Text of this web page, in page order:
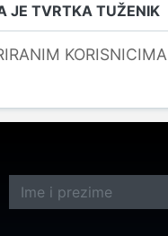
JE TVRTKA TUŽENIK
KORISNICIMA